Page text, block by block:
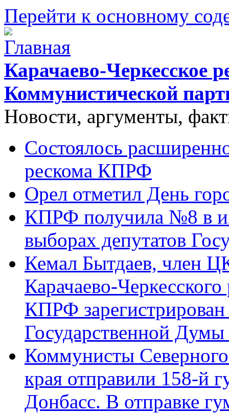
Перейти к основному
Карачаево-Черкесское
Коммунистической
Новости, аргументы,
Состоялось
рескома КПРФ
Орел отметил День
КПРФ получила №8 в
выборах депутатов
Кемал Бытдаев, член
Карачаево-
КПРФ
Государственной
Коммунисты Северного
края отправили 158-й
Донбасс. В отправке